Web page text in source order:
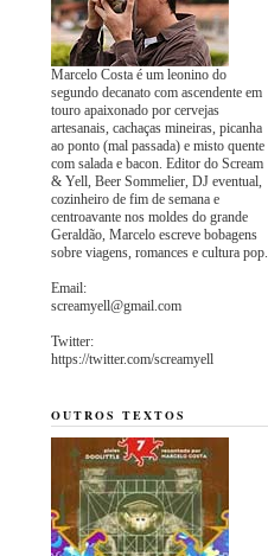
Marcelo Costa é um leonino do
segundo decanato com ascendente em
touro apaixonado por cervejas
artesanais, cachaças mineiras, picanha
ao ponto (mal passada) e misto quente
com salada e bacon. Editor do Scream
& Yell, Beer Sommelier, DJ eventual,
cozinheiro de fim de semana e
centroavante nos moldes do grande
Geraldão, Marcelo escreve bobagens
sobre viagens, romances e cultura pop.
Email:
screamyell@gmail.com
Twitter:
https://twitter.com/screamyell
OUTROS TEXTOS